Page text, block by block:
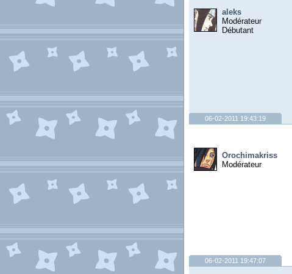
aleks
Modérateur
Débutant
06-02-2011 19:43:19
Orochimakriss
Modérateur
06-02-2011 19:47:07